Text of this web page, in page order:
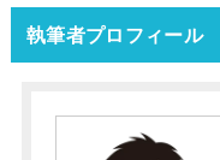
執筆者プロフィール